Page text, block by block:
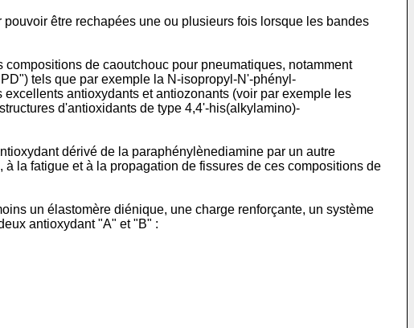
être rechapées une ou plusieurs fois lorsque les bandes
de caoutchouc pour pneumatiques, notamment
tels que par exemple la N-isopropyl-N'-phényl-
antioxydants et antiozonants (voir par exemple les
d'antioxidants de type 4,4'-his(alkylamino)-
dérivé de la paraphénylènediamine par un autre
la fatigue et à la propagation de fissures de ces compositions de
un élastomère diénique, une charge renforçante, un système
antioxydant "A" et "B" :